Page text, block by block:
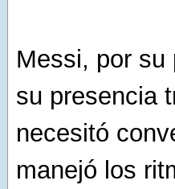
Messi, por su
su presencia
necesitó
manejó los